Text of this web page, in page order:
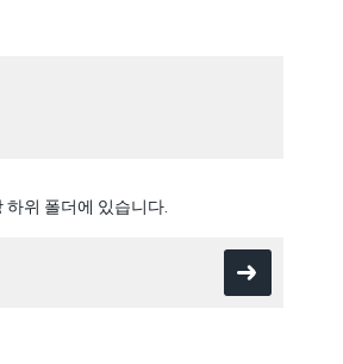
위 폴더에 있습니다.